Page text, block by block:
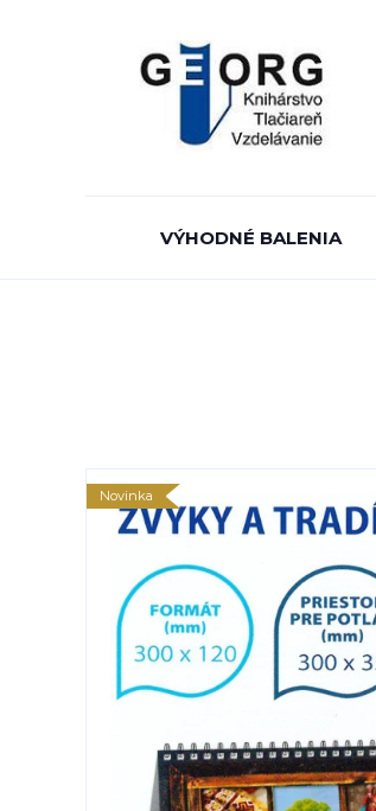
VÝHODNÉ BALENIA
Novinka